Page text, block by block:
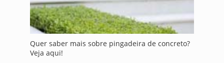
Quer saber mais sobre pingadeira de concreto?
Veja aqui!